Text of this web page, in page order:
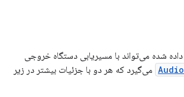
شده می‌تواند با مسیریابی دستگاه خروجی
می‌گیرد که هر دو با جزئیات بیشتر در زیر